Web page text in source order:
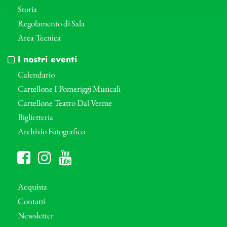
Storia
Regolamento di Sala
Area Tecnica
I nostri eventi
Calendario
Cartellone I Pomeriggi Musicali
Cartellone Teatro Dal Verme
Biglietteria
Archivio Fotografico
Acquista
Contatti
Newsletter